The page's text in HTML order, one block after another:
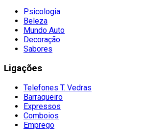
Psicologia
Beleza
Mundo Auto
Decoração
Sabores
Ligações
Telefones T. Vedras
Barraqueiro
Expressos
Comboios
Emprego